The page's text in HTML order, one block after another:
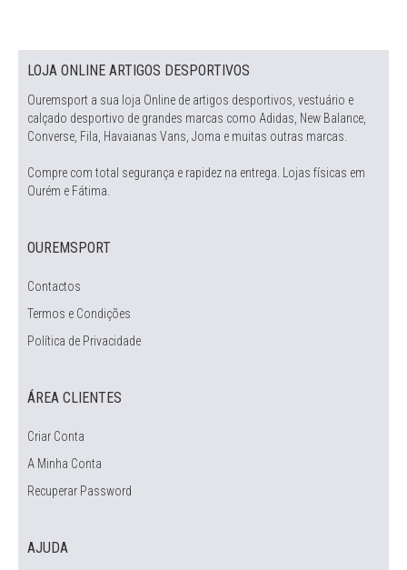
LOJA ONLINE ARTIGOS DESPORTIVOS
Ouremsport a sua loja Online de artigos desportivos, vestuário e
calçado desportivo de grandes marcas como Adidas, New Balance,
Converse, Fila, Havaianas Vans, Joma e muitas outras marcas.
Compre com total segurança e rapidez na entrega. Lojas físicas em
Ourém e Fátima.
OUREMSPORT
Contactos
Termos e Condições
Política de Privacidade
ÁREA CLIENTES
Criar Conta
A Minha Conta
Recuperar Password
AJUDA